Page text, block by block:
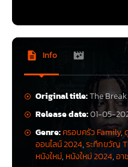
Info
Original title:The
Release date:01-05-
Genre:ครอบครัว Family,
ออนไลน์ 2024,ระทึกขวัญ
หนังใหม่, หนังใหม่ 2024,อา